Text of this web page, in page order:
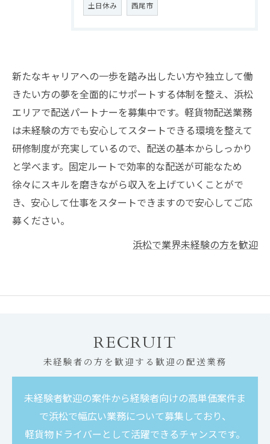
土日休み 西尾市
新たなキャリアへの一歩を踏み出したい方や独立して働
きたい方の夢を全面的にサポートする体制を整え、浜松
エリアで配送パートナーを募集中です。軽貨物配送業務
は未経験の方でも安心してスタートできる環境を整えて
研修制度が充実しているので、配送の基本からしっかり
と学べます。固定ルートで効率的な配送が可能なため
徐々にスキルを磨きながら収入を上げていくことがで
き、安心して仕事をスタートできますので安心してご応
募ください。
浜松で業界未経験の方を歓迎
未経験者の方を歓迎する歓迎の配送業務
RECRUIT
未経験者歓迎の案件から経験者向けの高単価案件ま
で浜松で幅広い業務について募集しており、
軽貨物ドライバーとして活躍できるチャンスです。